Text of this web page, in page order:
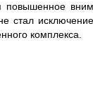
комплекса.